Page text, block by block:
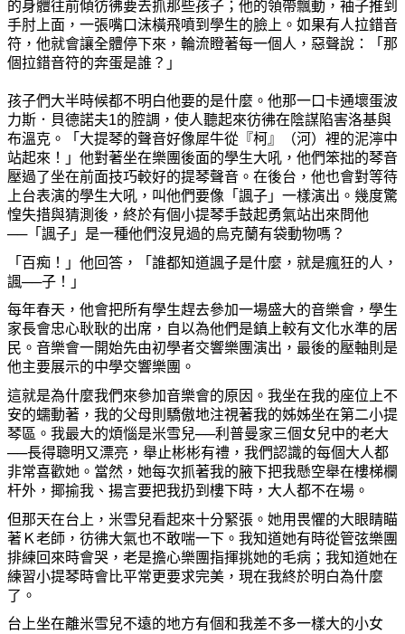
的身體往前傾彷彿要去抓那些孩子；他的領帶飄動，袖子推到
手肘上面，一張嘴口沫橫飛噴到學生的臉 上。如果有人拉錯音
符，他就會讓全體停下來，輪流瞪著每一個人，惡聲說：「那
個拉錯音符的奔蛋是誰？」
孩子們大半時候都不明白他要的是什麼 。他那一口卡通壞蛋波
力斯．貝德諾夫1的腔調，使人聽起來彷彿在陰謀陷害洛基與
布溫克。「大提琴的聲音好像犀牛從『柯』（河）裡的泥濘中
站起來！」他對著坐在樂團後面的學生大吼，他們笨拙的琴音
壓過了坐在前面技巧較好的提琴聲音。在後台，他也會對等待
上台表演的學生大吼，叫他們要像「諷子」一樣演出。幾度驚
惶失措與猜測後，終於有個小提琴手鼓起勇氣站出來問他
──「諷子」是一種他們沒見過的烏克蘭有袋動物嗎 ？
「百痴！」他回答，「誰都知道諷子是什麼 ，就是瘋狂的人，
諷──子！」
每年春天，他會把所有學生趕去參加一場盛大的音樂會，學生
家長會忠心耿耿的出席，自以為他們是鎮 上較有文化水準的居
民。音樂會一開始先由初學者交響樂團演出，最後的壓軸則是
他主要展示的中學交響樂團。
這就是為什麼我們來參加音樂會的原因。我坐在我的座位上不
安的蠕動著，我的父母則驕傲地注視著我的姊姊坐在第二小提
琴區。我最大的煩惱是米雪兒──利普曼家三個女兒中的老大
──長得聰明又漂亮， 舉止彬彬有禮，我們認識的每個大人都
非常喜歡她 。當然， 她每次抓著我的腋下把我懸空舉在樓梯欄
杆外，揶揄我、揚言要把我扔到樓下時，大人都不在場。
但那天在台上，米雪兒看起來十分緊張。 她用畏懼的大眼睛瞄
著Ｋ老師，彷彿大氣也不敢喘一下。我知道她有時從管弦樂團
排練回來時會哭，老是擔心樂團指揮挑她的毛病；我知道她在
練習小提琴時會比平常更要求完美，現在我終於明白為什麼
了。
台上坐在離米雪兒不遠的地方有個和我差不多一樣大的小女